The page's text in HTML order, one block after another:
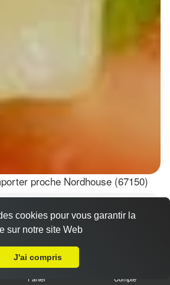
proche Nordhouse (67150)
Panier Compte
cookies pour vous garantir la
sur notre site Web
J'ai compris